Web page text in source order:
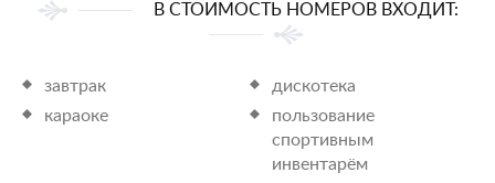
В СТОИМОСТЬ НОМЕРОВ ВХОДИТ:
завтрак
дискотека
караоке
пользование
спортивным
инвентарём